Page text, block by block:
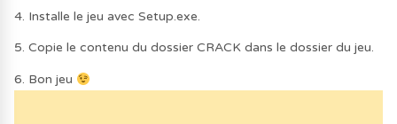
4. Installe le jeu avec Setup.exe.
5. Copie le contenu du dossier CRACK dans le dossier du jeu.
6. Bon jeu